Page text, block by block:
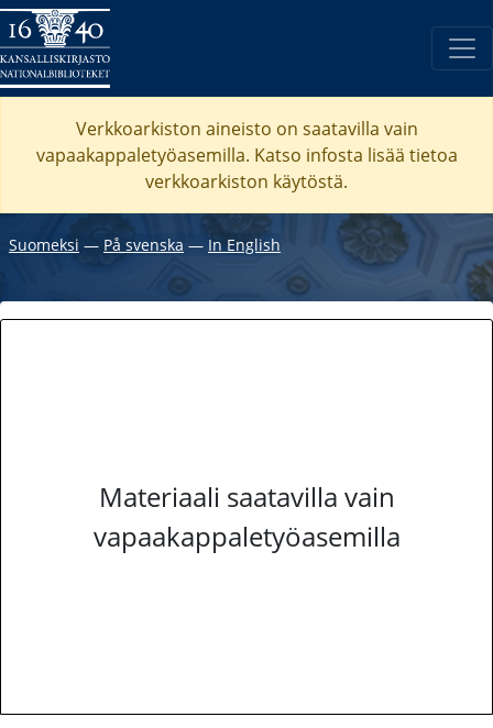
Verkkoarkiston aineisto on saatavilla vain
vapaakappaletyöasemilla. Katso infosta lisää tietoa
verkkoarkiston käytöstä.
Suomeksi ― På svenska ― In English
Materiaali saatavilla vain
vapaakappaletyöasemilla